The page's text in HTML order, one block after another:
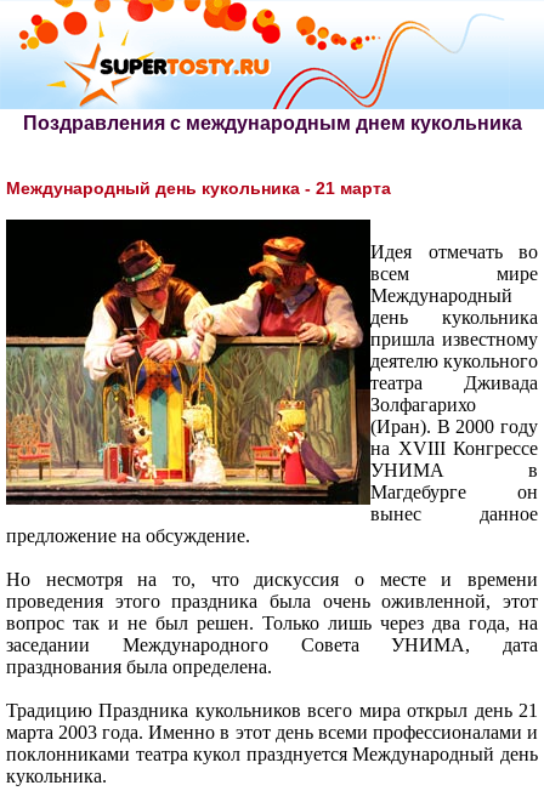
Поздравления с международным днем кукольника
Международный день кукольника - 21 марта
Идея отмечать во
всем мире
Международный
день кукольника
пришла известному
деятелю кукольного
театра Дживада
Золфагарихо
(Иран). В 2000 году
на XVIII Конгрессе
УНИМА в
Магдебурге он
вынес данное
предложение на обсуждение.
Но несмотря на то, что дискуссия о месте и времени
проведения этого праздника была очень оживленной, этот
вопрос так и не был решен. Только лишь через два года, на
заседании Международного Совета УНИМА, дата
празднования была определена.
Традицию Праздника кукольников всего мира открыл день 21
марта 2003 года. Именно в этот день всеми профессионалами и
поклонниками театра кукол празднуется Международный день
кукольника.